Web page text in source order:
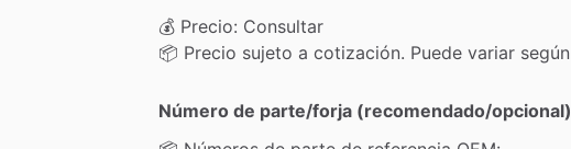
💰 Precio: Consultar
📦 Precio sujeto a cotización. Puede variar según
Número de parte/forja (recomendado/opcional)